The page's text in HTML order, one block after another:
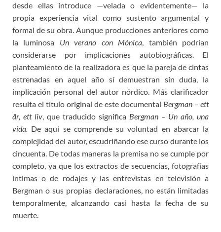
desde ellas introduce —velada o evidentemente— la
propia experiencia vital como sustento argumental y
formal de su obra. Aunque producciones anteriores como
la luminosa Un verano con Mónica, también podrían
considerarse por implicaciones autobiográficas. El
planteamiento de la realizadora es que la pareja de cintas
estrenadas en aquel año sí demuestran sin duda, la
implicación personal del autor nórdico. Más clarificador
resulta el título original de este documental Bergman – ett
år, ett liv, que traducido significa Bergman – Un año, una
vida. De aquí se comprende su voluntad en abarcar la
complejidad del autor, escudriñando ese curso durante los
cincuenta. De todas maneras la premisa no se cumple por
completo, ya que los extractos de secuencias, fotografías
íntimas o de rodajes y las entrevistas en televisión a
Bergman o sus propias declaraciones, no están limitadas
temporalmente, alcanzando casi hasta la fecha de su
muerte.